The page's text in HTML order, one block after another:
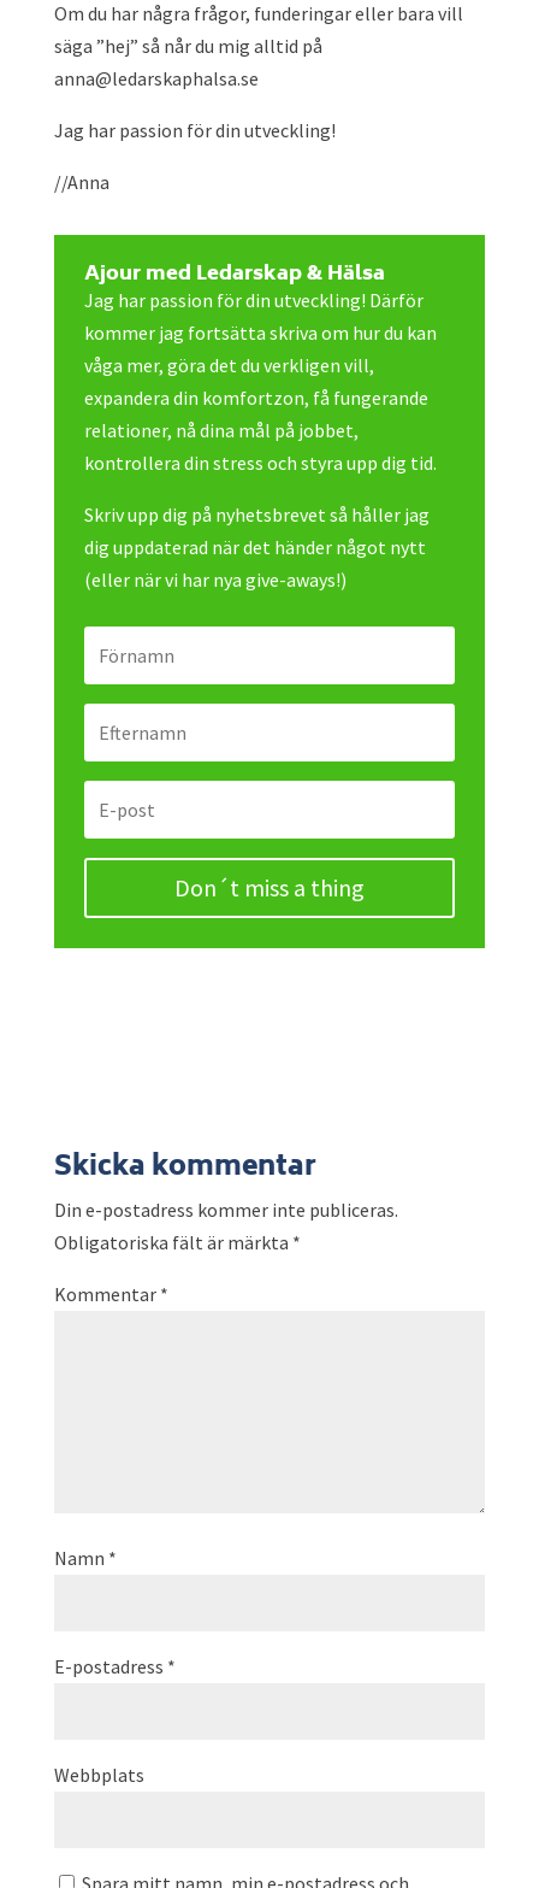
Om du har några frågor, funderingar eller bara vill
säga ”hej” så når du mig alltid på
anna@ledarskaphalsa.se
Jag har passion för din utveckling!
//Anna
Ajour med Ledarskap & Hälsa
Jag har passion för din utveckling! Därför
kommer jag fortsätta skriva om hur du kan
våga mer, göra det du verkligen vill,
expandera din komfortzon, få fungerande
relationer, nå dina mål på jobbet,
kontrollera din stress och styra upp dig tid.
Skriv upp dig på nyhetsbrevet så håller jag
dig uppdaterad när det händer något nytt
(eller när vi har nya give-aways!)
Don´t miss a thing
Skicka kommentar
Din e-postadress kommer inte publiceras.
Obligatoriska fält är märkta *
Kommentar *
Namn *
E-postadress *
Webbplats
Spara mitt namn, min e-postadress och